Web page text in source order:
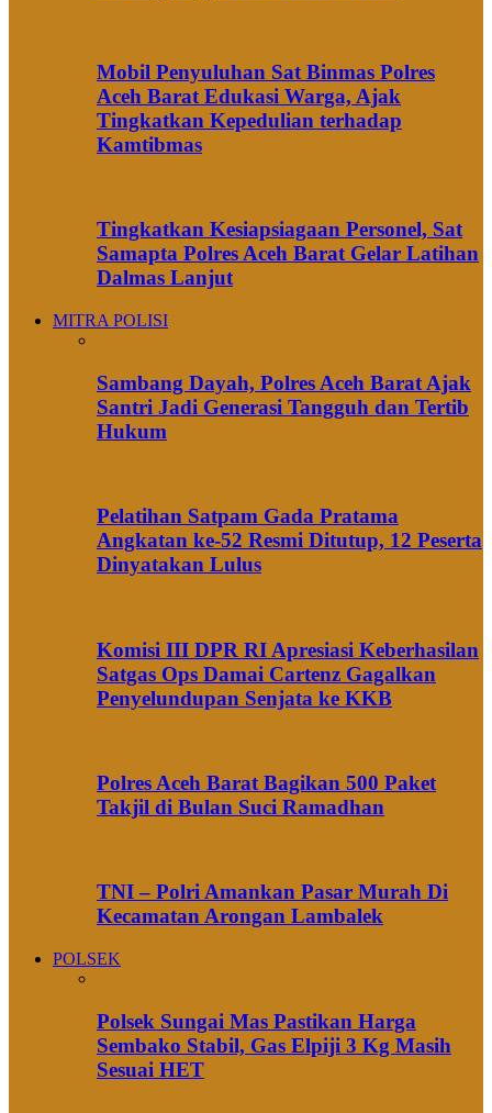
Mobil Penyuluhan Sat Binmas Polres
Aceh Barat Edukasi Warga, Ajak
Tingkatkan Kepedulian terhadap
Kamtibmas
Tingkatkan Kesiapsiagaan Personel, Sat
Samapta Polres Aceh Barat Gelar Latihan
Dalmas Lanjut
MITRA POLISI
Sambang Dayah, Polres Aceh Barat Ajak
Santri Jadi Generasi Tangguh dan Tertib
Hukum
Pelatihan Satpam Gada Pratama
Angkatan ke-52 Resmi Ditutup, 12 Peserta
Dinyatakan Lulus
Komisi III DPR RI Apresiasi Keberhasilan
Satgas Ops Damai Cartenz Gagalkan
Penyelundupan Senjata ke KKB
Polres Aceh Barat Bagikan 500 Paket
Takjil di Bulan Suci Ramadhan
TNI – Polri Amankan Pasar Murah Di
Kecamatan Arongan Lambalek
POLSEK
Polsek Sungai Mas Pastikan Harga
Sembako Stabil, Gas Elpiji 3 Kg Masih
Sesuai HET